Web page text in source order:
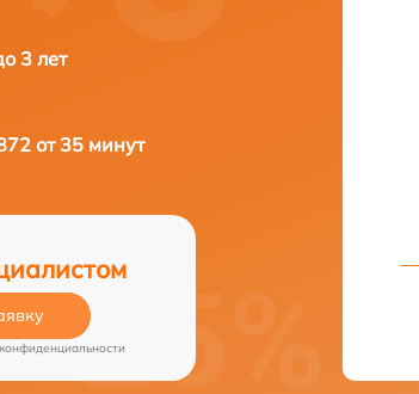
3 лет
от 35 минут